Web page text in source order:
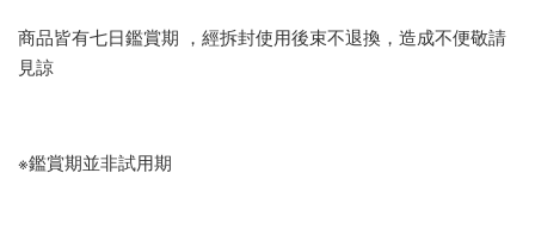
商品皆有七日鑑賞期 ，經拆封使用後束不退換，造成不便敬請
見諒
※鑑賞期並非試用期